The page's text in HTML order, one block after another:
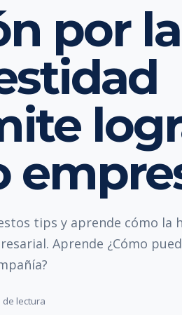
por
tips y aprende cómo la
Aprende ¿Cómo
de lectura